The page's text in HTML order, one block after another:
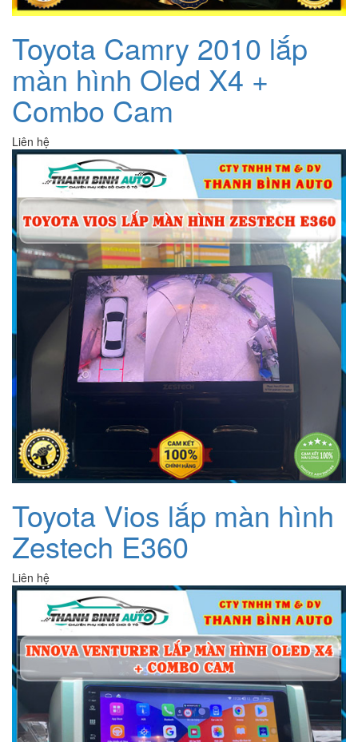
Toyota Camry 2010 lắp
màn hình Oled X4 +
Combo Cam
Liên hệ
Toyota Vios lắp màn hình
Zestech E360
Liên hệ